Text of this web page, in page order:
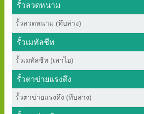
รั้วลวดหนาม
รั้วลวดหนาม (ทึบล่าง)
รั้วเมทัลชีท
รั้วเมทัลชีท (เสาไอ)
รั้วตาข่ายแรงดึง
รั้วตาข่ายแรงดึง (ทึบล่าง)